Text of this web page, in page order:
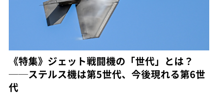
《特集》ジェット戦闘機の「世代」とは？
──ステルス機は第5世代、今後現れる第6世
代